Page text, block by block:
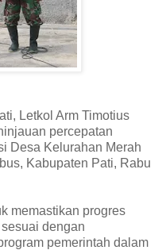
Letkol Arm Timotius
percepatan
Desa Kelurahan Merah
Kabupaten Pati, Rabu
memastikan progres
dengan
pemerintah dalam